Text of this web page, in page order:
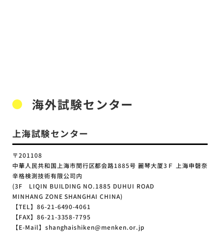
海外試験センター
上海試験センター
〒201108
中華人民共和国上海市閔行区都会路1885号 麗琴大厦3Ｆ 上海申磬奈
辛格検測技術有限公司内
(3F LIQIN BUILDING NO.1885 DUHUI ROAD
MINHANG ZONE SHANGHAI CHINA)
【TEL】86-21-6490-4061
【FAX】86-21-3358-7795
【E-Mail】shanghaishiken@menken.or.jp